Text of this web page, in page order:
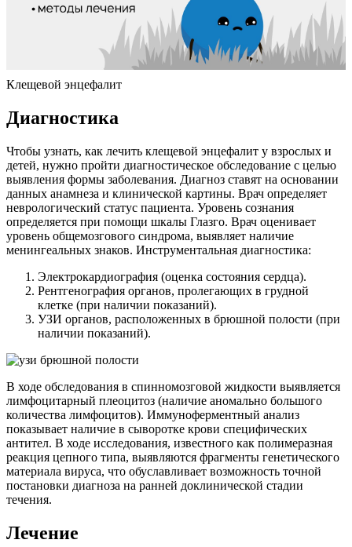
Клещевой энцефалит
Диагностика
Чтобы узнать, как лечить клещевой энцефалит у взрослых и
детей, нужно пройти диагностическое обследование с целью
выявления формы заболевания. Диагноз ставят на основании
данных анамнеза и клинической картины. Врач определяет
неврологический статус пациента. Уровень сознания
определяется при помощи шкалы Глазго. Врач оценивает
уровень общемозгового синдрома, выявляет наличие
менингеальных знаков. Инструментальная диагностика:
Электрокардиография (оценка состояния сердца).
Рентгенография органов, пролегающих в грудной
клетке (при наличии показаний).
УЗИ органов, расположенных в брюшной полости (при
наличии показаний).
В ходе обследования в спинномозговой жидкости выявляется
лимфоцитарный плеоцитоз (наличие аномально большого
количества лимфоцитов). Иммуноферментный анализ
показывает наличие в сыворотке крови специфических
антител. В ходе исследования, известного как полимеразная
реакция цепного типа, выявляются фрагменты генетического
материала вируса, что обуславливает возможность точной
постановки диагноза на ранней доклинической стадии
течения.
Лечение